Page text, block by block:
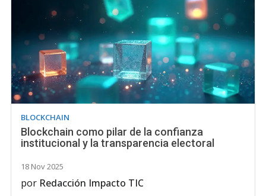
BLOCKCHAIN
Blockchain como pilar de la confianza
institucional y la transparencia electoral
18 Nov 2025
por Redacción Impacto TIC